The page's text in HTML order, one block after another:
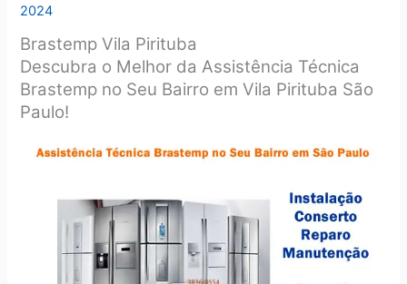
2024
Brastemp Vila Pirituba
Descubra o Melhor da Assistência Técnica
Brastemp no Seu Bairro em Vila Pirituba São
Paulo!